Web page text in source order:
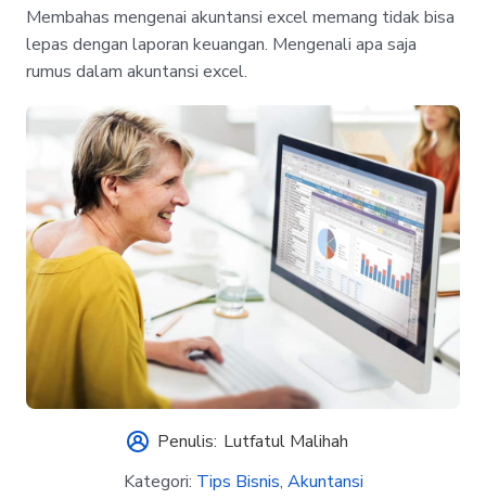
Membahas mengenai akuntansi excel memang tidak bisa
lepas dengan laporan keuangan. Mengenali apa saja
rumus dalam akuntansi excel.
Penulis: Lutfatul Malihah
Kategori: Tips Bisnis, Akuntansi